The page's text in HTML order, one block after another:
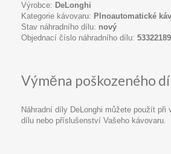
Výrobce: DeLonghi
Kategorie kávovaru: Plnoautomatické
Stav náhradního dílu: nový
Objednací číslo náhradního dílu:
Výměna poškozeného
Náhradní díly DeLonghi můžete použít při
dílu nebo příslušenství Vašeho kávovaru.